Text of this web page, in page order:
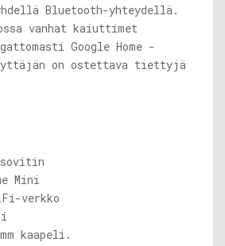
Bluetooth-yhteydellä.
vanhat kaiuttimet
Google Home -
on ostettava tiettyjä
Mini
verkko
kaapeli.